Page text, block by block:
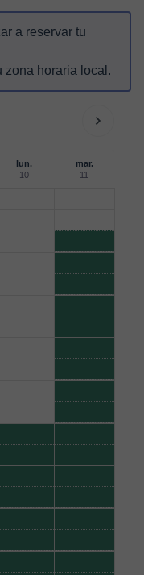
a reservar tu
zona horaria local.
lun.
10
mar.
11